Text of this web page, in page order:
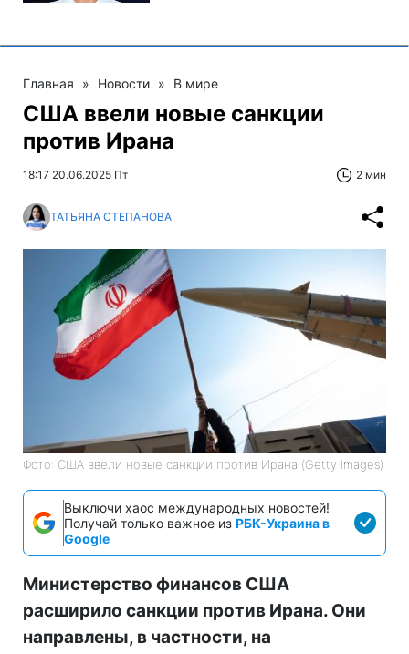
Главная » Новости » В мире
США ввели новые санкции
против Ирана
18:17 20.06.2025 Пт 2 мин
ТАТЬЯНА СТЕПАНОВА
Фото: США ввели новые санкции против Ирана (Getty Images)
Выключи хаос международных новостей!
Получай только важное из РБК-Украина в
Google
Министерство финансов США
расширило санкции против Ирана. Они
направлены, в частности, на